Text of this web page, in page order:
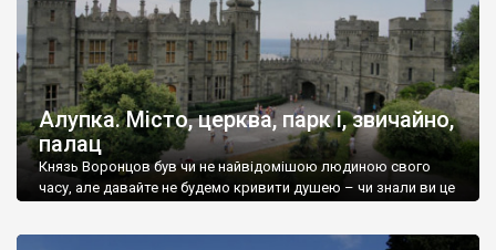
Алупка. Місто, церква, парк і, звичайно,
палац
Князь Воронцов був чи не найвідомішою людиною свого
часу, але давайте не будемо кривити душею – чи знали ви це